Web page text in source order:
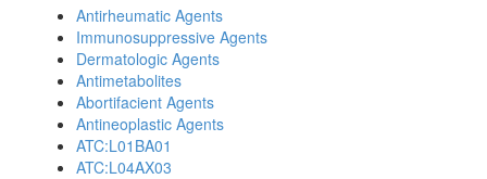
Antirheumatic Agents
Immunosuppressive Agents
Dermatologic Agents
Antimetabolites
Abortifacient Agents
Antineoplastic Agents
ATC:L01BA01
ATC:L04AX03